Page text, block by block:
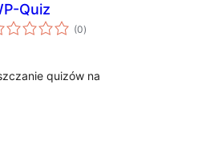
Quiz
(0загальний
рейтинг
)
quizów na